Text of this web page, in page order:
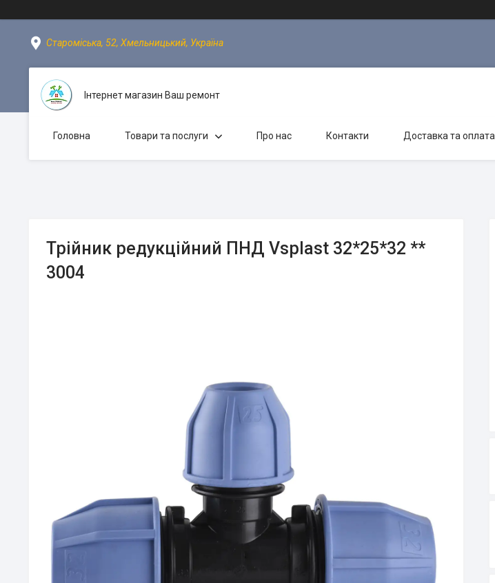
Староміська, 52, Хмельницький, Україна
Інтернет магазин Ваш ремонт
Головна Товари та послуги Про нас Контакти Доставка та оплата
Трійник редукційний ПНД Vsplast 32*25*32 **
3004